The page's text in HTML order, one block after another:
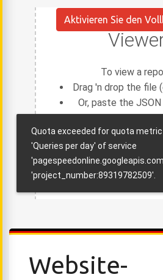
Aktivieren Sie den
Website-